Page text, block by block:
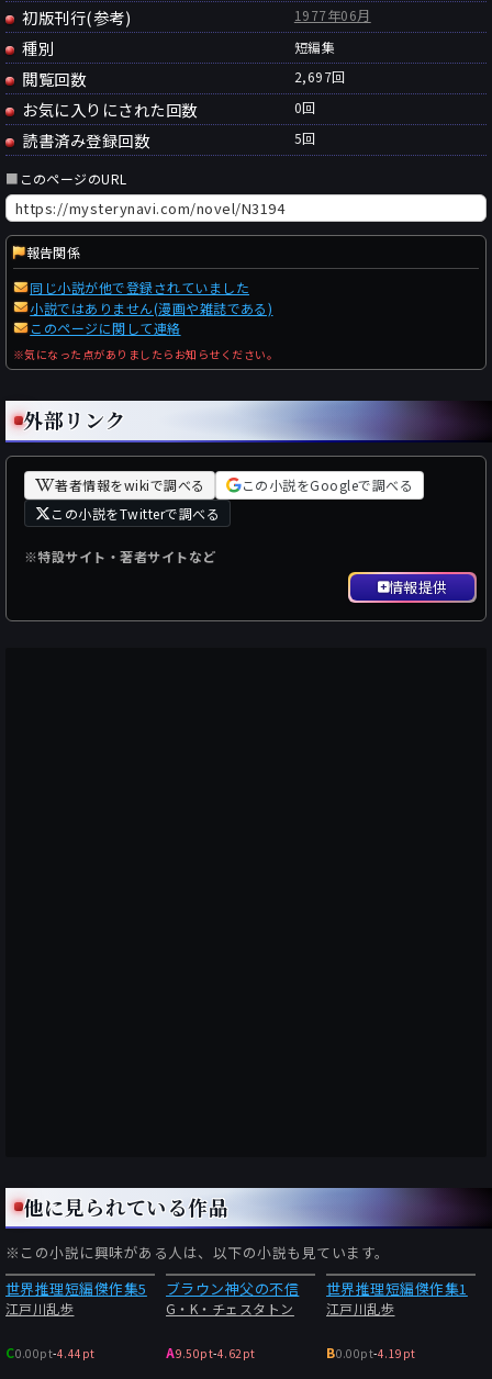
初版刊行(参考) 1977年06月
種別 短編集
閲覧回数 2,697回
お気に入りにされた回数 0回
読書済み登録回数 5回
■ このページのURL
報告関係
同じ小説が他で登録されていました
小説ではありません(漫画や雑誌である)
このページに関して連絡
※気になった点がありましたらお知らせください。
外部リンク
著者情報をwikiで調べる
この小説をGoogleで調べる
この小説をTwitterで調べる
※特設サイト・著者サイトなど
情報提供
他に見られている作品
※この小説に興味がある人は、以下の小説も見ています。
世界推理短編傑作集5
江戸川乱歩
C0.00pt-4.44pt
ブラウン神父の不信
G・K・チェスタトン
A9.50pt-4.62pt
世界推理短編傑作集1
江戸川乱歩
B0.00pt-4.19pt